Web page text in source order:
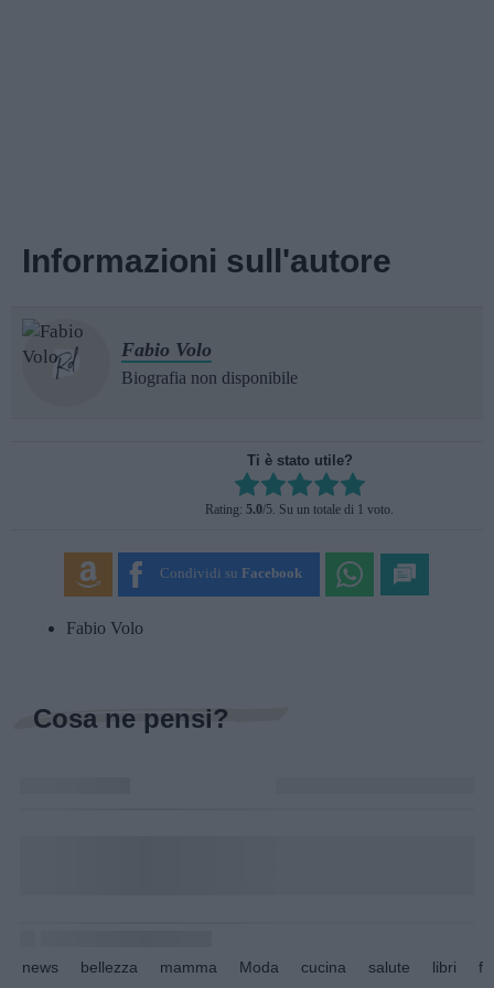
Informazioni sull'autore
Fabio Volo
Biografia non disponibile
Ti è stato utile?
Rate this item:
SUBMIT RATING
Rating: 5.0/5. Su un totale di 1 voto.
Condividi su Facebook
Fabio Volo
Cosa ne pensi?
news bellezza mamma Moda cucina salute libri